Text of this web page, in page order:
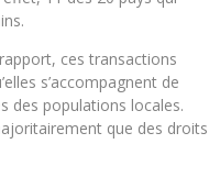
ces transactions
s’accompagnent de
des populations locales.
que des droits